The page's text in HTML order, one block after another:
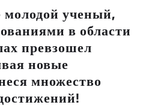
ученый,
в области
превзошел
новые
множество